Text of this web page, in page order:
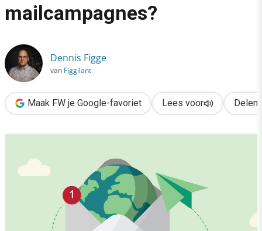
Hoe groot is de CO2-voetafdruk van jouw e-mailcampagnes?
mailcampagnes?
Dennis Figge
van Figgilant
Maak FW je Google-favoriet Lees voor Delen